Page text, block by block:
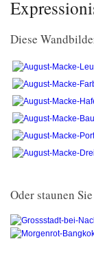
Diese
Oder staunen